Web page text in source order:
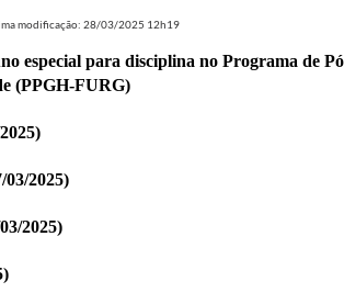
modificação: 28/03/2025 12h19
especial para disciplina no Programa de
(PPGH-FURG)
03/2025)
2025)